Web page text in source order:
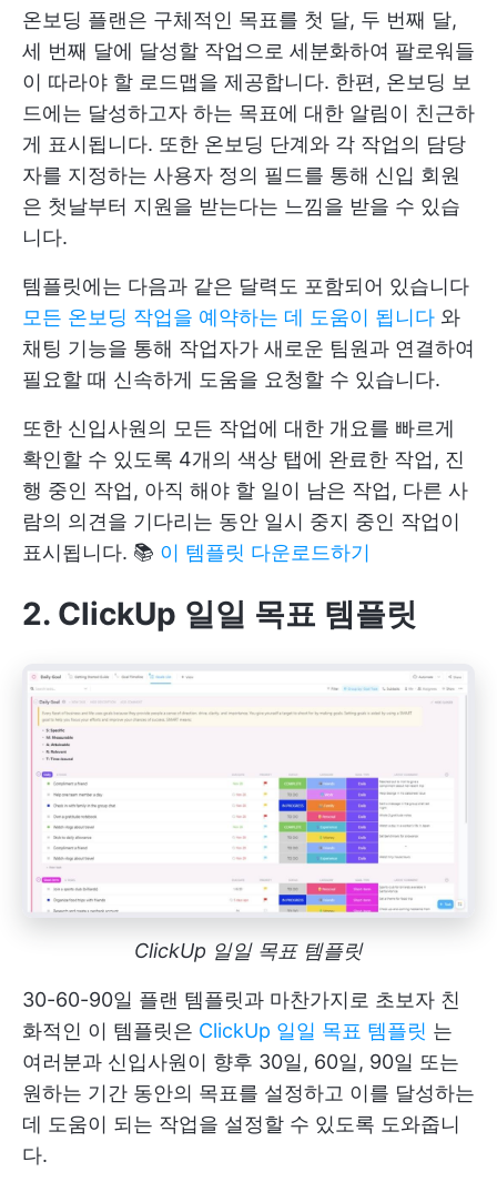
온보딩 플랜은 구체적인 목표를 첫 달, 두 번째 달,
세 번째 달에 달성할 작업으로 세분화하여 팔로워들
이 따라야 할 로드맵을 제공합니다. 한편, 온보딩 보
드에는 달성하고자 하는 목표에 대한 알림이 친근하
게 표시됩니다. 또한 온보딩 단계와 각 작업의 담당
자를 지정하는 사용자 정의 필드를 통해 신입 회원
은 첫날부터 지원을 받는다는 느낌을 받을 수 있습
니다.
템플릿에는 다음과 같은 달력도 포함되어 있습니다
모든 온보딩 작업을 예약하는 데 도움이 됩니다 와
채팅 기능을 통해 작업자가 새로운 팀원과 연결하여
필요할 때 신속하게 도움을 요청할 수 있습니다.
또한 신입사원의 모든 작업에 대한 개요를 빠르게
확인할 수 있도록 4개의 색상 탭에 완료한 작업, 진
행 중인 작업, 아직 해야 할 일이 남은 작업, 다른 사
람의 의견을 기다리는 동안 일시 중지 중인 작업이
표시됩니다. 📚 이 템플릿 다운로드하기
2. ClickUp 일일 목표 템플릿
ClickUp 일일 목표 템플릿
30-60-90일 플랜 템플릿과 마찬가지로 초보자 친
화적인 이 템플릿은 ClickUp 일일 목표 템플릿 는
여러분과 신입사원이 향후 30일, 60일, 90일 또는
원하는 기간 동안의 목표를 설정하고 이를 달성하는
데 도움이 되는 작업을 설정할 수 있도록 도와줍니
다.